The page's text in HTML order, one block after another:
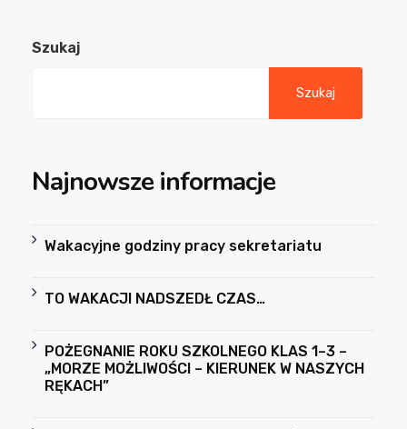
Szukaj
Szukaj
Najnowsze informacje
Wakacyjne godziny pracy sekretariatu
TO WAKACJI NADSZEDŁ CZAS…
POŻEGNANIE ROKU SZKOLNEGO KLAS 1–3 –
„MORZE MOŻLIWOŚCI – KIERUNEK W NASZYCH
RĘKACH”